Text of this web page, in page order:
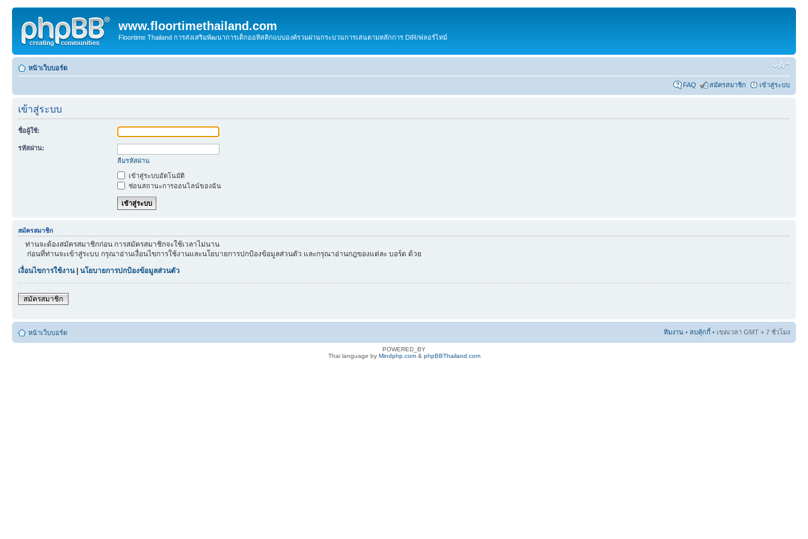
www.floortimethailand.com
Floortime Thailand การส่งเสริมพัฒนาการเด็กออทิสติกแบบองค์รวมผ่านกระบวนการเล่นตามหลักการ DIR/ฟลอร์ไทม์
หน้าเว็บบอร์ด
FAQ สมัครสมาชิก เข้าสู่ระบบ
เข้าสู่ระบบ
ชื่อผู้ใช้:
รหัสผ่าน:
ลืมรหัสผ่าน
เข้าสู่ระบบอัตโนมัติ
ซ่อนสถานะการออนไลน์ของฉัน
สมัครสมาชิก
ท่านจะต้องสมัครสมาชิกก่อน การสมัครสมาชิกจะใช้เวลาไม่นาน
ก่อนที่ท่านจะเข้าสู่ระบบ กรุณาอ่านเงื่อนไขการใช้งานและนโยบายการปกป้องข้อมูลส่วนตัว และกรุณาอ่านกฎของแต่ละ บอร์ด ด้วย
เงื่อนไขการใช้งาน| นโยบายการปกป้องข้อมูลส่วนตัว
สมัครสมาชิก
หน้าเว็บบอร์ด ทีมงาน • ลบคุ้กกี้ • เขตเวลา GMT + 7 ชั่วโมง
POWERED_BY
Thai language by Mindphp.com& phpBBThailand.com